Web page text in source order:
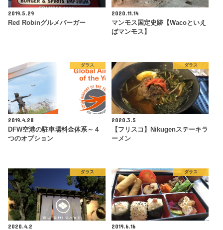
2019.5.29
Red Robinグルメバーガー
2020.11.14
マンモス国定史跡【Wacoといえ
ばマンモス】
ダラス
2019.4.28
DFW空港の駐車場料金体系～４
つのオプション
ダラス
2020.3.5
【フリスコ】Nikugenステーキラ
ーメン
ダラス
2020.4.2
ダラス
2019.6.16